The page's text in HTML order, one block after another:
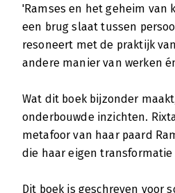
'Ramses en het geheim van
een brug slaat tussen
resoneert met de praktijk
andere manier van werken
Wat dit boek bijzonder
onderbouwde inzichten.
metafoor van haar paard
die haar eigen
Dit boek is geschreven voor